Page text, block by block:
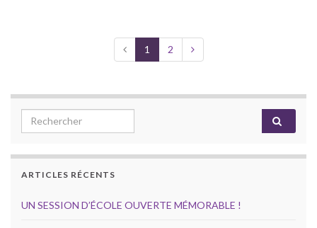
1 2
Search for:
ARTICLES RÉCENTS
UN SESSION D’ÉCOLE OUVERTE MÉMORABLE !